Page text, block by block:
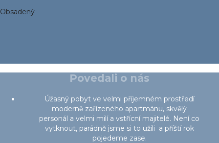
Obsadený
Povedali o nás
Úžasný pobyt ve velmi příjemném prostředí
moderně zařízeného apartmánu, skvělý
personál a velmi milí a vstřícní majitelé. Není co
vytknout, parádně jsme si to užili a příští rok
pojedeme zase.